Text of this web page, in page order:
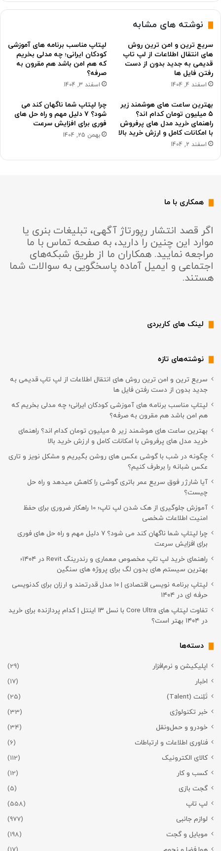
نوشته های مشابه
سریع ترین و امن ترین روش
های انتقال اطلاعات از لپ تاپ
قدیمی به جدید بدون از دست
رفتن فایل ها
اسفند 4, 1404
لپتاپ مناسب برنامه های آموزشی
کودکان ایرانی؛ چه مدلی بخریم
که هم امن باشد هم مقرون به
صرفه؟
اسفند 3, 1404
بهترین ساعت های هوشمند زیر
۵ میلیون تومان کدام اند؟
راهنمای خرید مدل های پرفروش
با امکانات کامل و ارزش خرید بالا
اسفند 2, 1404
چرا لپتاپ شما ناگهان کند می
شود؟ ۷ دلیل مهم و راه حل های
فوری برای افزایش سرعت
بهمن 25, 1404
همکاری با ما
اگر قصد انتشار رپورتاژ آگهی، تبلیغات بنری یا
موارد این چنین را دارید، به صفحه تماس با ما
مراجعه نمایید. همکاران ما از طریق شبکه‌های
اجتماعی و ایمیل آماده پاسخگویی به سوالات شما
هستند.
لینک های کاربردی
نوشته‌های تازه
سریع ترین و امن ترین روش های انتقال اطلاعات از لپ تاپ قدیمی به
جدید بدون از دست رفتن فایل ها
لپتاپ مناسب برنامه های آموزشی کودکان ایرانی؛ چه مدلی بخریم که
هم امن باشد هم مقرون به صرفه؟
بهترین ساعت های هوشمند زیر ۵ میلیون تومان کدام اند؟ راهنمای
خرید مدل های پرفروش با امکانات کامل و ارزش خرید بالا
چگونه در شب با گوشی عکس های روشن بگیریم و مشکل نویز و تاری
عکس شبانه را برطرف کنیم؟
آیا شارژر فوق سریع عمر باتری گوشی را کاهش میدهد و راه حل
چیست؟
آموزش جلوگیری از هک شدن لپ تاپ؛ 10 راهکار ضروری برای حفظ
امنیت اطلاعات شخصی
چرا لپتاپ شما ناگهان کند می شود؟ ۷ دلیل مهم و راه حل های فوری
برای افزایش سرعت
راهنمای خرید لپ تاپ مخصوص معماری و رندرینگ Revit در ۱۴۰۴؛
بهترین سیستم های بدون لگ برای پروژه های سنگین
لپتاپ برنامه نویسی اقتصادی | ۱۰ مدل قدرتمند و ارزان برای کدنویسی
حرفه ای در ۱۴۰۴
تفاوت لپتاپ های Core Ultra با نسل ۱۳ اینتل | کدام پردازنده برای خرید
در ۱۴۰۴ بهتر است؟
دسته‌ها
اپلیکیشن و نرم‌افزار
(29)
اخبار
(17)
تَلِنت (Talent)
(25)
خبر تکنولوژی
(33)
خودرو و حمل‌و‌نقل
(34)
فناوری اطلاعات و ارتباطات
(6)
کالای الکترونیک
(112)
کسب و کار
(12)
گجت بازی
(5)
لپ تاپ
(558)
لوازم جانبی
(977)
موبایل و گجت
(198)